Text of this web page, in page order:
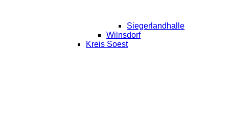
Siegerlandhalle
Wilnsdorf
Kreis Soest